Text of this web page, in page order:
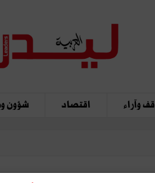
وآراء اقتصاد شؤون